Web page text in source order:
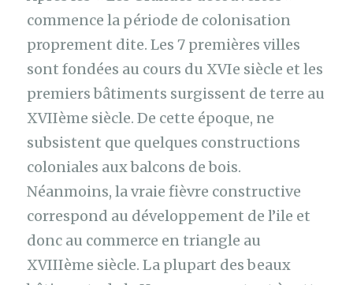
commence la période de colonisation
proprement dite. Les 7 premières villes
sont fondées au cours du XVIe siècle et les
premiers bâtiments surgissent de terre au
XVIIème siècle. De cette époque, ne
subsistent que quelques constructions
coloniales aux balcons de bois.
Néanmoins, la vraie fièvre constructive
correspond au développement de l’ile et
donc au commerce en triangle au
XVIIIème siècle. La plupart des beaux